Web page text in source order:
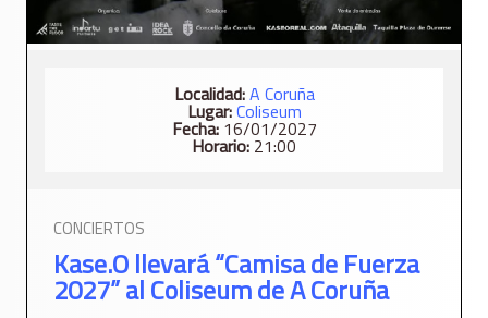
Localidad:A Coruña
Lugar:Coliseum
Fecha:16/01/2027
Horario: 21:00
CONCIERTOS
Kase.O llevará “Camisa de Fuerza
2027” al Coliseum de A Coruña